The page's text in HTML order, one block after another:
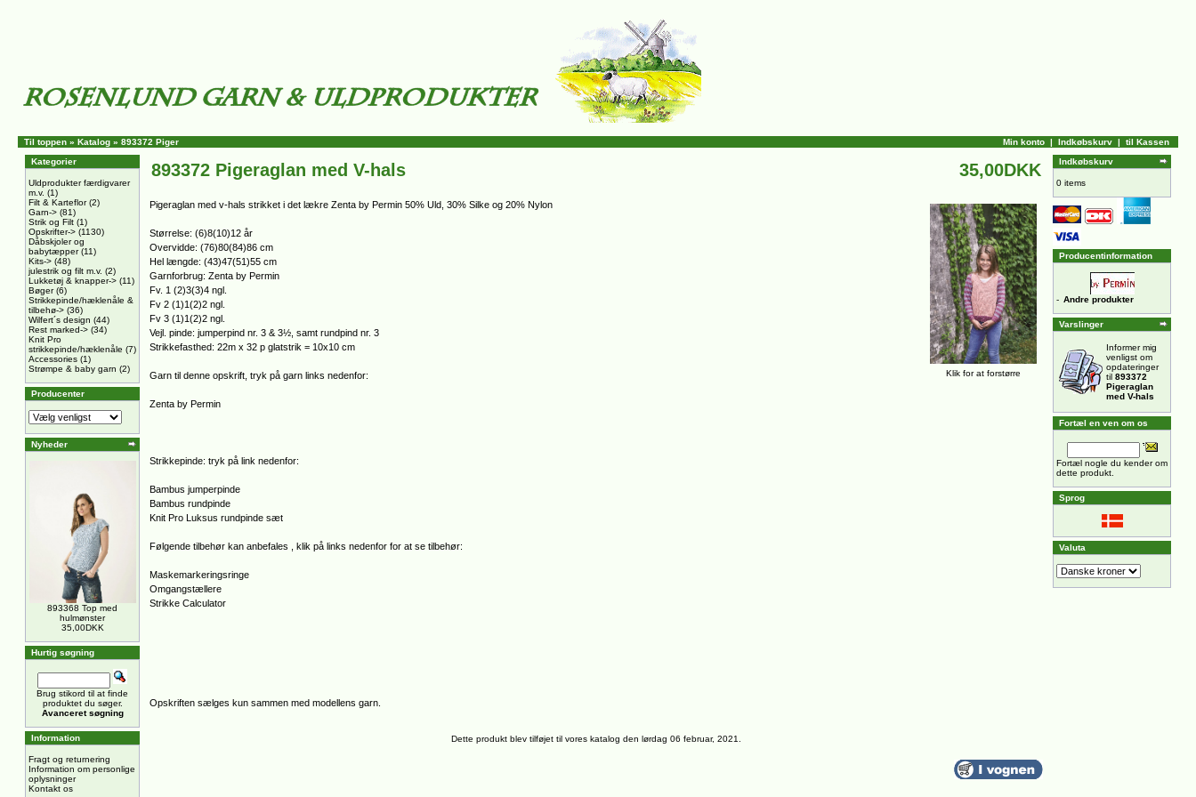
Til toppen » Katalog » 893372 Piger Min konto | Indkøbskurv | til Kassen
Kategorier
Uldprodukter færdigvarer
m.v. (1)
Filt & Karteflor(2)
Garn-> (81)
Strik og Filt (1)
Opskrifter-> (1130)
Dåbskjoler og
babytæpper(11)
Kits-> (48)
julestrik og filt m.v. (2)
Lukketøj & knapper-> (11)
Bøger(6)
Strikkepinde/hæklenåle &
tilbehø-> (36)
Wilfert´s design (44)
Rest marked-> (34)
Knit Pro
strikkepinde/hæklenåle (7)
Accessories (1)
Strømpe & baby garn (2)
Producenter
Nyheder
893368 Top med
hulmønster
35,00DKK
Hurtig søgning
Brug stikord til at finde
produktet du søger.
Avanceret søgning
Information
Fragt og returnering
Information om personlige
oplysninger
Kontakt os
893372 Pigeraglan med V-hals 35,00DKK
Klik for at forstørre
Pigeraglan med v-hals strikket i det lækre Zenta by Permin 50% Uld, 30% Silke og 20% Nylon
Størrelse: (6)8(10)12 år
Overvidde: (76)80(84)86 cm
Hel længde: (43)47(51)55 cm
Garnforbrug: Zenta by Permin
Fv. 1 (2)3(3)4 ngl.
Fv 2 (1)1(2)2 ngl.
Fv 3 (1)1(2)2 ngl.
Vejl. pinde: jumperpind nr. 3 & 3½, samt rundpind nr. 3
Strikkefasthed: 22m x 32 p glatstrik = 10x10 cm
Garn til denne opskrift, tryk på garn links nedenfor:
Zenta by Permin
Strikkepinde: tryk på link nedenfor:
Bambus jumperpinde
Bambus rundpinde
Knit Pro Luksus rundpinde sæt
Følgende tilbehør kan anbefales , klik på links nedenfor for at se tilbehør:
Maskemarkeringsringe
Omgangstællere
Strikke Calculator
Opskriften sælges kun sammen med modellens garn.
Dette produkt blev tilføjet til vores katalog den lørdag 06 februar, 2021.
Indkøbskurv
0 items
Producentinformation
- Andre produkter
Varslinger
Informer mig
venligst om
opdateringer
til 893372
Pigeraglan
med V-hals
Fortæl en ven om os
Fortæl nogle du kender om
dette produkt.
Sprog
Valuta